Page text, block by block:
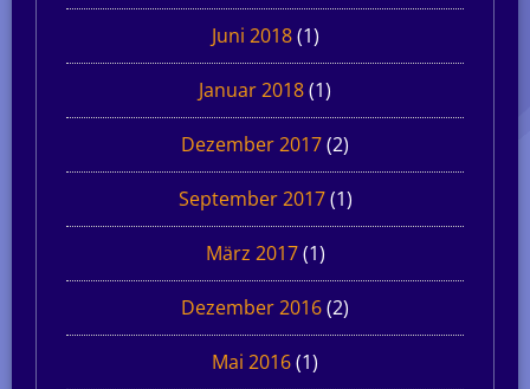
Juni 2018(1)
Januar 2018(1)
Dezember 2017(2)
September 2017(1)
März 2017(1)
Dezember 2016(2)
Mai 2016(1)